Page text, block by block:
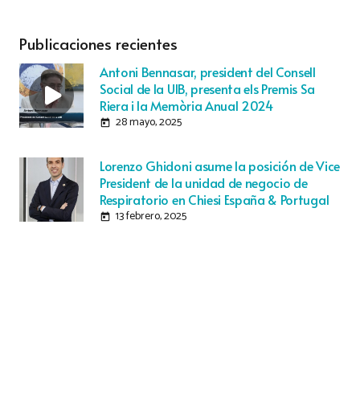
Publicaciones recientes
Antoni Bennasar, president del Consell
Social de la UIB, presenta els Premis Sa
Riera i la Memòria Anual 2024
today 28 mayo, 2025
Lorenzo Ghidoni asume la posición de Vice
President de la unidad de negocio de
Respiratorio en Chiesi España & Portugal
today 13 febrero, 2025